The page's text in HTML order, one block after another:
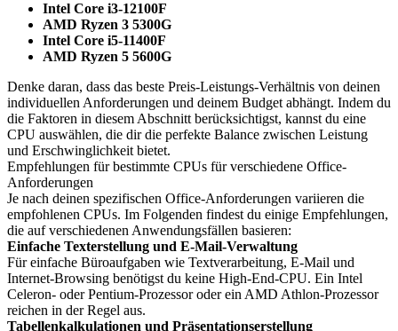
Intel Core i3-12100F
AMD Ryzen 3 5300G
Intel Core i5-11400F
AMD Ryzen 5 5600G
Denke daran, dass das beste Preis-Leistungs-Verhältnis von deinen
individuellen Anforderungen und deinem Budget abhängt. Indem du
die Faktoren in diesem Abschnitt berücksichtigst, kannst du eine
CPU auswählen, die dir die perfekte Balance zwischen Leistung
und Erschwinglichkeit bietet.
Empfehlungen für bestimmte CPUs für verschiedene Office-
Anforderungen
Je nach deinen spezifischen Office-Anforderungen variieren die
empfohlenen CPUs. Im Folgenden findest du einige Empfehlungen,
die auf verschiedenen Anwendungsfällen basieren:
Einfache Texterstellung und E-Mail-Verwaltung
Für einfache Büroaufgaben wie Textverarbeitung, E-Mail und
Internet-Browsing benötigst du keine High-End-CPU. Ein Intel
Celeron- oder Pentium-Prozessor oder ein AMD Athlon-Prozessor
reichen in der Regel aus.
Tabellenkalkulationen und Präsentationserstellung